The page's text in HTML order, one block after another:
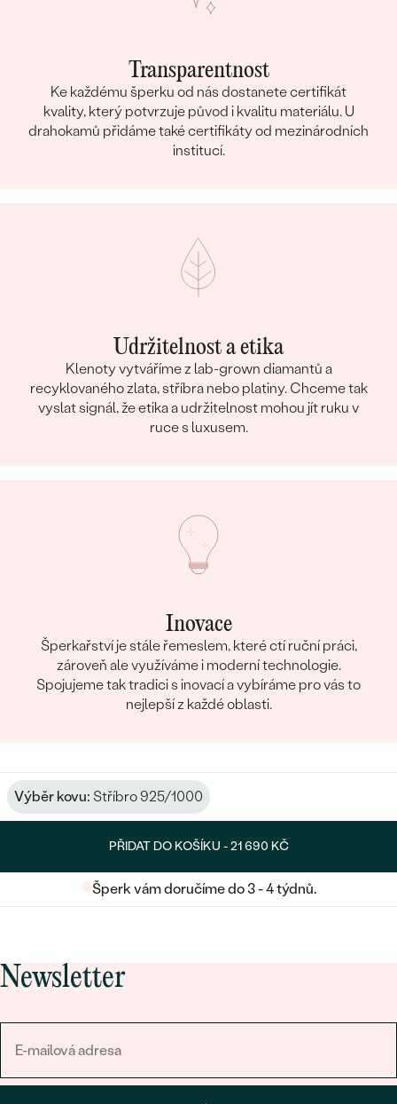
Transparentnost
Ke každému šperku od nás dostanete certifikát
kvality, který potvrzuje původ i kvalitu materiálu. U
drahokamů přidáme také certifikáty od mezinárodních
institucí.
Udržitelnost a etika
Klenoty vytváříme z lab-grown diamantů a
recyklovaného zlata, stříbra nebo platiny. Chceme tak
vyslat signál, že etika a udržitelnost mohou jít ruku v
ruce s luxusem.
Inovace
Šperkařství je stále řemeslem, které ctí ruční práci,
zároveň ale využíváme i moderní technologie.
Spojujeme tak tradici s inovací a vybíráme pro vás to
nejlepší z každé oblasti.
Výběr kovu: Stříbro 925/1000
PŘIDAT DO KOŠÍKU -21 690 KČ
Šperk vám doručíme do 3 - 4 týdnů.
Newsletter